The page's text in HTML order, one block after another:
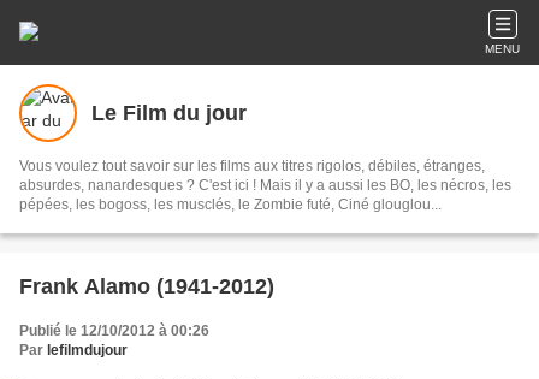
MENU
Le Film du jour
Vous voulez tout savoir sur les films aux titres rigolos, débiles, étranges,
absurdes, nanardesques ? C'est ici ! Mais il y a aussi les BO, les nécros, les
pépées, les bogoss, les musclés, le Zombie futé, Ciné glouglou...
Frank Alamo (1941-2012)
Publié le 12/10/2012 à 00:26
Par lefilmdujour